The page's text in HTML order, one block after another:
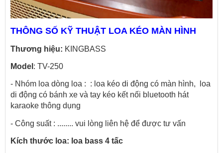
THÔNG SỐ KỸ THUẬT LOA KÉO MÀN HÌNH
Thương hiệu: KINGBASS
Model : TV-250
- Nhóm loa dòng loa :  : loa kéo di động có màn hình,  loa
di động có bánh xe và tay kéo kết nối bluetooth hát
karaoke thông dụng
- Công suất : ........ vui lòng liên hệ để được tư vấn
Kích thước loa: loa bass 4 tấc